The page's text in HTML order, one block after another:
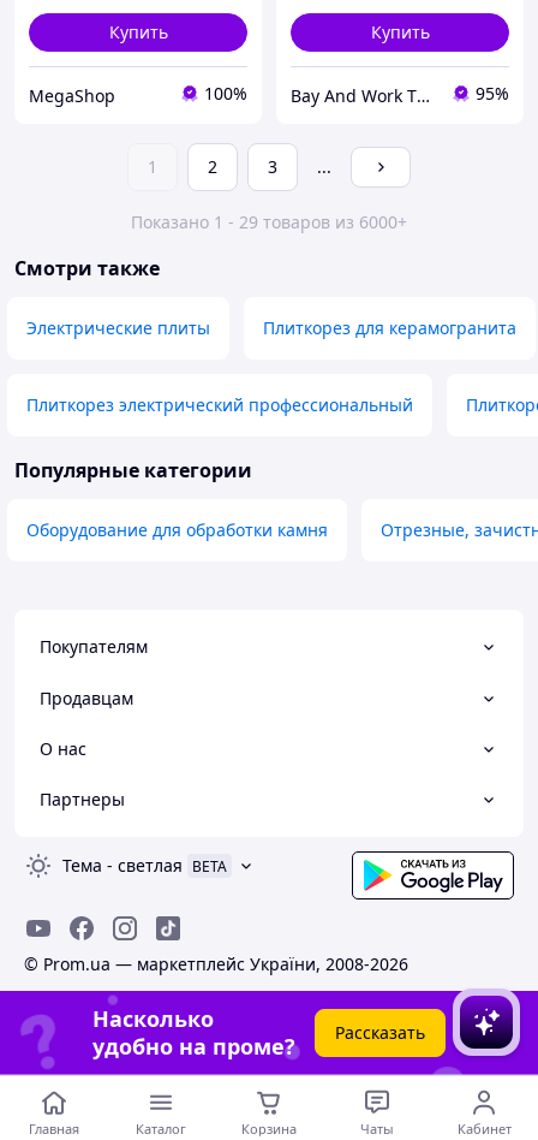
Купить
MegaShop 100%
Купить
Bay And Work TOOLBOX 95%
1 2 3 ...
Показано 1 - 29 товаров из 6000+
Смотри также
Электрические плиты Плиткорез для керамогранита
Плиткорез электрический профессиональный
Популярные категории
Оборудование для обработки камня Отрезные,
Покупателям
Продавцам
О нас
Партнеры
Тема - светлая BETA
© Prom.ua — маркетплейс України, 2008-2026
Насколько
удобно на проме?
Рассказать
Главная Каталог Корзина Чаты Кабинет